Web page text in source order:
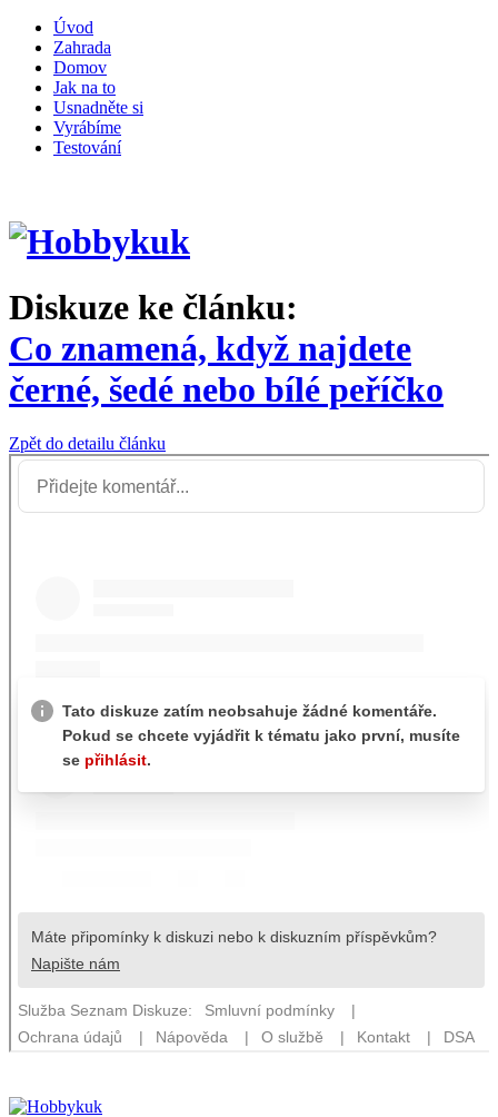
Úvod
Zahrada
Domov
Jak na to
Usnadněte si
Vyrábíme
Testování
Diskuze ke článku:
Co znamená, když najdete
černé, šedé nebo bílé peříčko
Zpět do detailu článku